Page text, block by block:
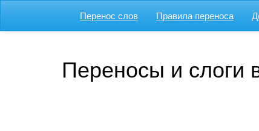
Перенос слов Правила переноса
Переносы и слоги